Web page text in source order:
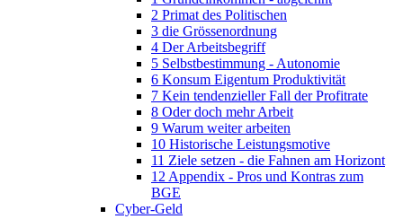
2 Primat des Politischen
3 die Grössenordnung
4 Der Arbeitsbegriff
5 Selbstbestimmung - Autonomie
6 Konsum Eigentum Produktivität
7 Kein tendenzieller Fall der Profitrate
8 Oder doch mehr Arbeit
9 Warum weiter arbeiten
10 Historische Leistungsmotive
11 Ziele setzen - die Fahnen am Horizont
12 Appendix - Pros und Kontras zum
BGE
Cyber-Geld